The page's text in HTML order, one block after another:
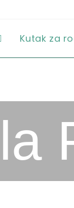
Kutak za